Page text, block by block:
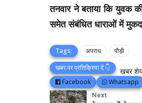
तनवार ने बताया कि युवक
समेत संबंधित धाराओं में
Tags: अपराध
पौड़ी
खबर पर प्रतिक्रिया दें 👇
खबर
Facebook Whatsapp
Next